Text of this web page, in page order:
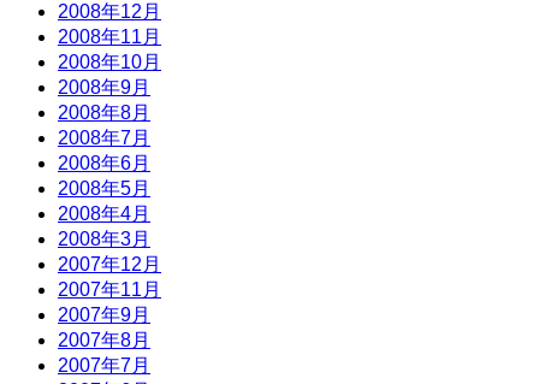
2008年12月
2008年11月
2008年10月
2008年9月
2008年8月
2008年7月
2008年6月
2008年5月
2008年4月
2008年3月
2007年12月
2007年11月
2007年9月
2007年8月
2007年7月